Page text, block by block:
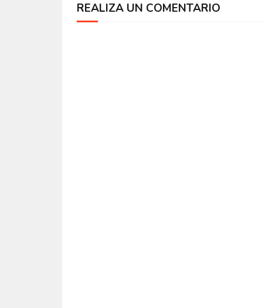
REALIZA UN COMENTARIO